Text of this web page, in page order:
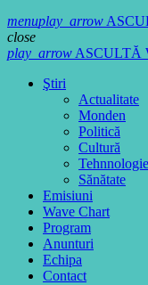
menuplay_arrow
close
play_arrowASCULTĂ
Ştiri
Actualitate
Monden
Politică
Cultură
Tehnnologie
Sănătate
Emisiuni
Wave Chart
Program
Anunturi
Echipa
Contact